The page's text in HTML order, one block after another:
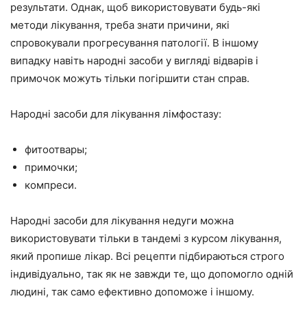
результати. Однак, щоб використовувати будь-які
методи лікування, треба знати причини, які
спровокували прогресування патології. В іншому
випадку навіть народні засоби у вигляді відварів і
примочок можуть тільки погіршити стан справ.
Народні засоби для лікування лімфостазу:
фитоотвары;
примочки;
компреси.
Народні засоби для лікування недуги можна
використовувати тільки в тандемі з курсом лікування,
який пропише лікар. Всі рецепти підбираються строго
індивідуально, так як не завжди те, що допомогло одній
людині, так само ефективно допоможе і іншому.